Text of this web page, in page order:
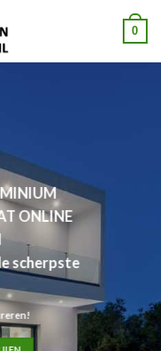
0
ONLINE
scherpste